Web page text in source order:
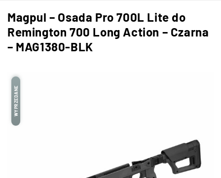
Magpul – Osada Pro 700L Lite do
Remington 700 Long Action – Czarna
– MAG1380-BLK
WYPRZEDANE